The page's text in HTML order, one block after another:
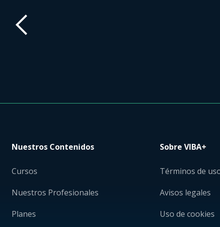
Nuestros Contenidos
Cursos
Nuestros Profesionales
Planes
Sobre VIBA+
Términos de
Avisos legales
Uso de cookies